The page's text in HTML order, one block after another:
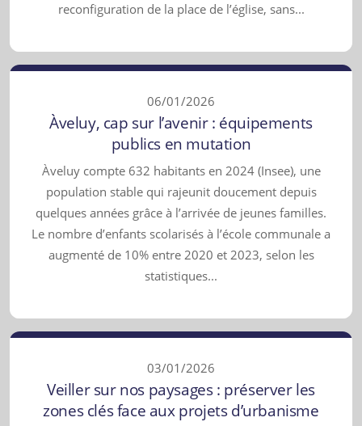
reconfiguration de la place de l’église, sans...
06/01/2026
Àveluy, cap sur l’avenir : équipements
publics en mutation
Àveluy compte 632 habitants en 2024 (Insee), une
population stable qui rajeunit doucement depuis
quelques années grâce à l’arrivée de jeunes familles.
Le nombre d’enfants scolarisés à l’école communale a
augmenté de 10% entre 2020 et 2023, selon les
statistiques...
03/01/2026
Veiller sur nos paysages : préserver les
zones clés face aux projets d’urbanisme